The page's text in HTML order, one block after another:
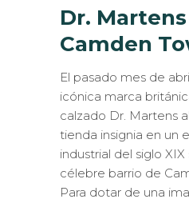
Dr.
Camden
El pasado mes de
icónica marca
calzado Dr. Martens
tienda insignia en un
industrial del siglo
célebre barrio de
Para dotar de una